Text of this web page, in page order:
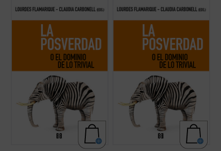
surgido con fuerza, aunque con un toque de
contemporáneo y en el agitado mundo de
los medios de comunicación social. Si los
debates actuales, enseñan que no convenía
surgido con fuerza, aunque con un toque de
contemporáneo y en el agitado mundo de
los medios de comunicación social. Si los
debates actuales, enseñan que no convenía